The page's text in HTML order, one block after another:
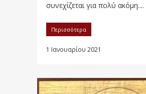
συνεχίζεται για πολύ ακόμη....
Περισσότερα
1 Ιανουαρίου 2021